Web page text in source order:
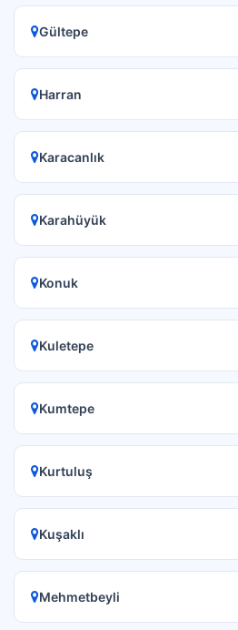
Gültepe
Harran
Karacanlık
Karahüyük
Konuk
Kuletepe
Kumtepe
Kurtuluş
Kuşaklı
Mehmetbeyli